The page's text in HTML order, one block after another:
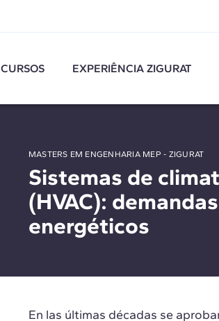
CURSOS EXPERIÊNCIA ZIGURAT
MASTERS EM ENGENHARIA MEP - ZIGURAT
Sistemas de
(HVAC):
energéticos
En las últimas décadas se